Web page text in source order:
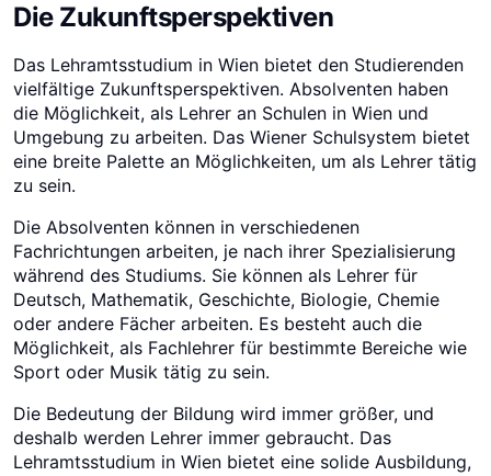
Die Zukunftsperspektiven
Das Lehramtsstudium in Wien bietet den Studierenden
vielfältige Zukunftsperspektiven. Absolventen haben
die Möglichkeit, als Lehrer an Schulen in Wien und
Umgebung zu arbeiten. Das Wiener Schulsystem bietet
eine breite Palette an Möglichkeiten, um als Lehrer tätig
zu sein.
Die Absolventen können in verschiedenen
Fachrichtungen arbeiten, je nach ihrer Spezialisierung
während des Studiums. Sie können als Lehrer für
Deutsch, Mathematik, Geschichte, Biologie, Chemie
oder andere Fächer arbeiten. Es besteht auch die
Möglichkeit, als Fachlehrer für bestimmte Bereiche wie
Sport oder Musik tätig zu sein.
Die Bedeutung der Bildung wird immer größer, und
deshalb werden Lehrer immer gebraucht. Das
Lehramtsstudium in Wien bietet eine solide Ausbildung,